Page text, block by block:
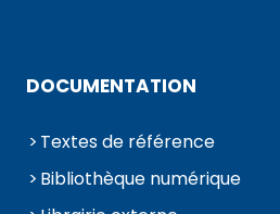
DOCUMENTATION
Textes de référence
Bibliothèque numérique